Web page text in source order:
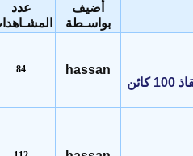
أضيف
بواسـطة
عدد
المشـاهدات
دي كابريو وبيزوس يطلقان مبادرة بـ200 مليون دولار لإنقاذ 100 كائن
hassan